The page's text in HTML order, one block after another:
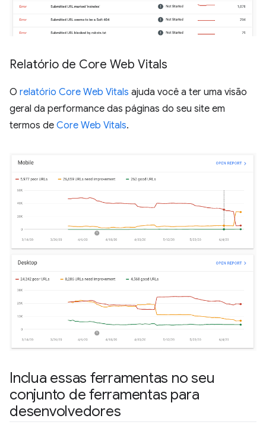
Relatório de Core Web Vitals
O relatório Core Web Vitals ajuda você a ter uma visão
geral da performance das páginas do seu site em
termos de Core Web Vitals.
Inclua essas ferramentas no seu
conjunto de ferramentas para
desenvolvedores